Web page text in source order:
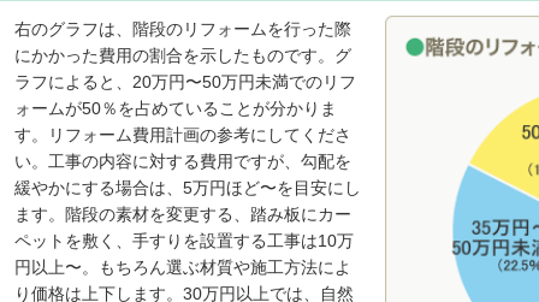
右のグラフは、階段のリフォームを行った際
にかかった費用の割合を示したものです。グ
ラフによると、20万円〜50万円未満でのリフ
ォームが50％を占めていることが分かりま
す。リフォーム費用計画の参考にしてくださ
い。工事の内容に対する費用ですが、勾配を
緩やかにする場合は、5万円ほど〜を目安にし
ます。階段の素材を変更する、踏み板にカー
ペットを敷く、手すりを設置する工事は10万
円以上〜。もちろん選ぶ材質や施工方法によ
り価格は上下します。30万円以上では、自然